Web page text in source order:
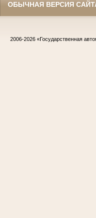
ОБЫЧНАЯ ВЕРСИЯ
2006-2026 «Государственная